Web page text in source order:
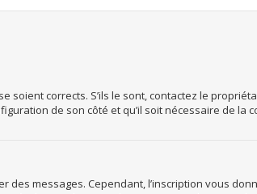
soient corrects. S’ils le sont, contactez le
de son côté et qu’il soit nécessaire de la
messages. Cependant, l’inscription vous